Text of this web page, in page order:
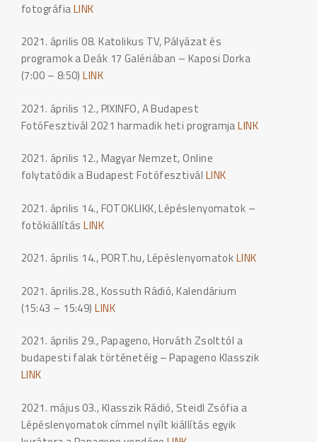
fotográfiaLINK
2021. április 08. Katolikus TV, Pályázat és
programok a Deák 17 Galériában – Kaposi Dorka
(7:00 – 8:50)LINK
2021. április 12., PIXINFO, A Budapest
FotóFesztivál 2021 harmadik heti programjaLINK
2021. április 12., Magyar Nemzet, Online
folytatódik a Budapest Fotófesztivál LINK
2021. április 14., FOTOKLIKK, Lépéslenyomatok –
fotókiállításLINK
2021. április 14., PORT.hu, LépéslenyomatokLINK
2021. április.28., Kossuth Rádió, Kalendárium
(15:43 – 15:49)LINK
2021. április 29., Papageno, Horváth Zsolttól a
budapesti falak történetéig – Papageno Klasszik
LINK
2021. május 03., Klasszik Rádió, Steidl Zsófia a
Lépéslenyomatok címmel nyílt kiállítás egyik